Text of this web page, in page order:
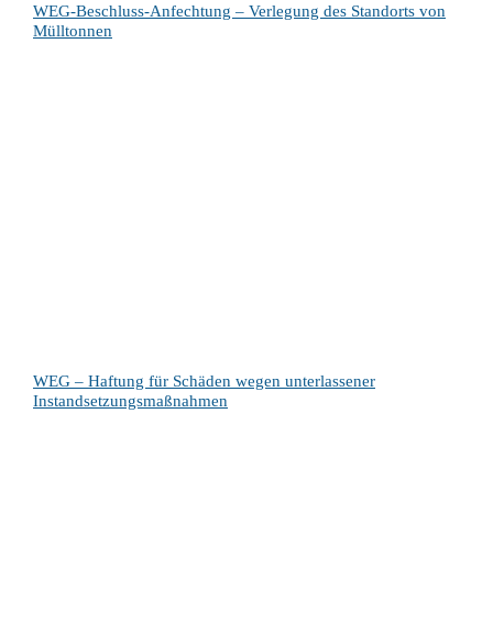
WEG-Beschluss-Anfechtung – Verlegung des Standorts von
Mülltonnen
WEG – Haftung für Schäden wegen unterlassener
Instandsetzungsmaßnahmen